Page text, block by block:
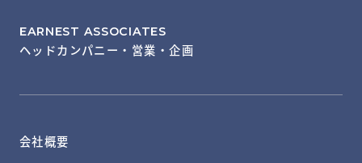
EARNEST ASSOCIATES
ヘッドカンパニー・営業・企画
会社概要